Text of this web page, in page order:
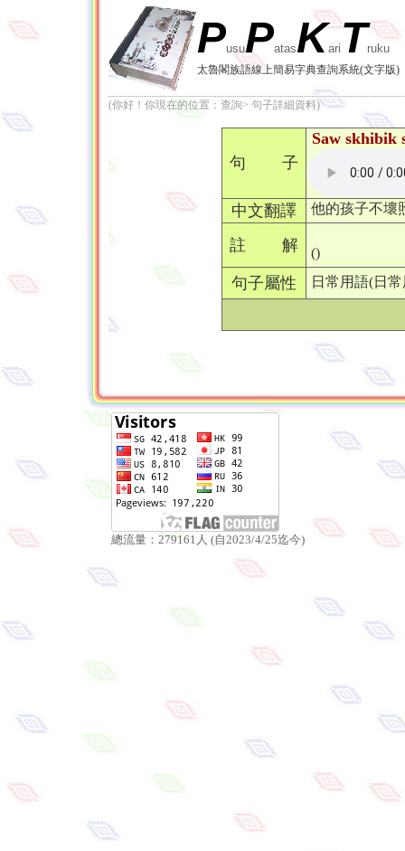
PusuPatasKariTruku
太魯閣族語線上簡易字典查詢系統(文字版)
(你好！你現在的位置：查詢> 句子詳細資料)
句 子
Saw skhibik
中文翻譯 他的孩子不壞
註 解 ()
句子屬性 日常用語(日
總流量：279161人 (自2023/4/25迄今)